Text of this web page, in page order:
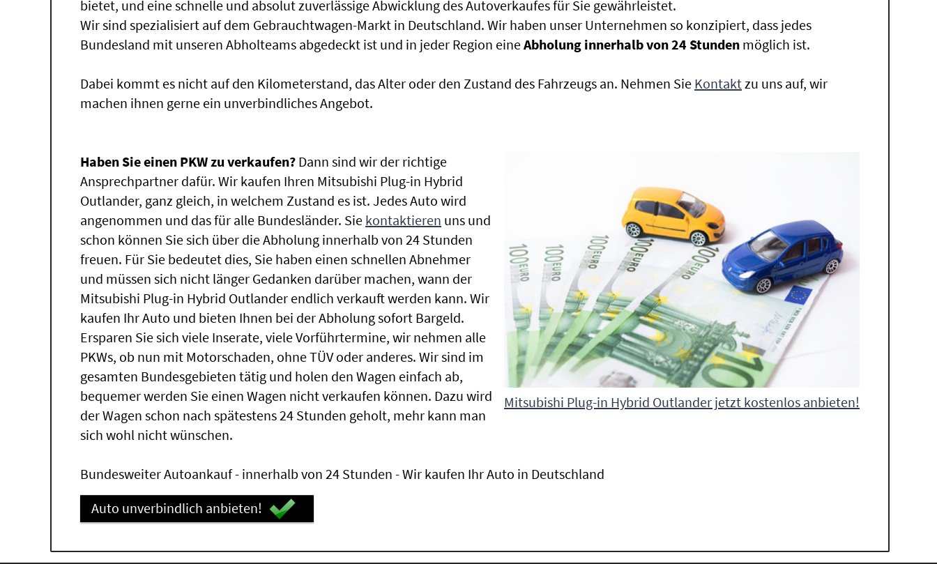
bietet, und eine schnelle und absolut zuverlässige Abwicklung des Autoverkaufes für Sie gewährleistet.
Wir sind spezialisiert auf dem Gebrauchtwagen-Markt in Deutschland. Wir haben unser Unternehmen so konzipiert, dass jedes
Bundesland mit unseren Abholteams abgedeckt ist und in jeder Region eineAbholung innerhalb von 24 Stunden möglich ist.
Dabei kommt es nicht auf den Kilometerstand, das Alter oder den Zustand des Fahrzeugs an. Nehmen Sie Kontaktzu uns auf, wir
machen ihnen gerne ein unverbindliches Angebot.
Mitsubishi Plug-in Hybrid Outlander jetzt kostenlos anbieten!
Haben Sie einen PKW zu verkaufen? Dann sind wir der richtige
Ansprechpartner dafür. Wir kaufen Ihren Mitsubishi Plug-in Hybrid
Outlander, ganz gleich, in welchem Zustand es ist. Jedes Auto wird
angenommen und das für alle Bundesländer. Sie kontaktieren uns und
schon können Sie sich über die Abholung innerhalb von 24 Stunden
freuen. Für Sie bedeutet dies, Sie haben einen schnellen Abnehmer
und müssen sich nicht länger Gedanken darüber machen, wann der
Mitsubishi Plug-in Hybrid Outlander endlich verkauft werden kann. Wir
kaufen Ihr Auto und bieten Ihnen bei der Abholung sofort Bargeld.
Ersparen Sie sich viele Inserate, viele Vorführtermine, wir nehmen alle
PKWs, ob nun mit Motorschaden, ohne TÜV oder anderes. Wir sind im
gesamten Bundesgebieten tätig und holen den Wagen einfach ab,
bequemer werden Sie einen Wagen nicht verkaufen können. Dazu wird
der Wagen schon nach spätestens 24 Stunden geholt, mehr kann man
sich wohl nicht wünschen.
Bundesweiter Autoankauf - innerhalb von 24 Stunden - Wir kaufen Ihr Auto in Deutschland
Auto unverbindlich anbieten!